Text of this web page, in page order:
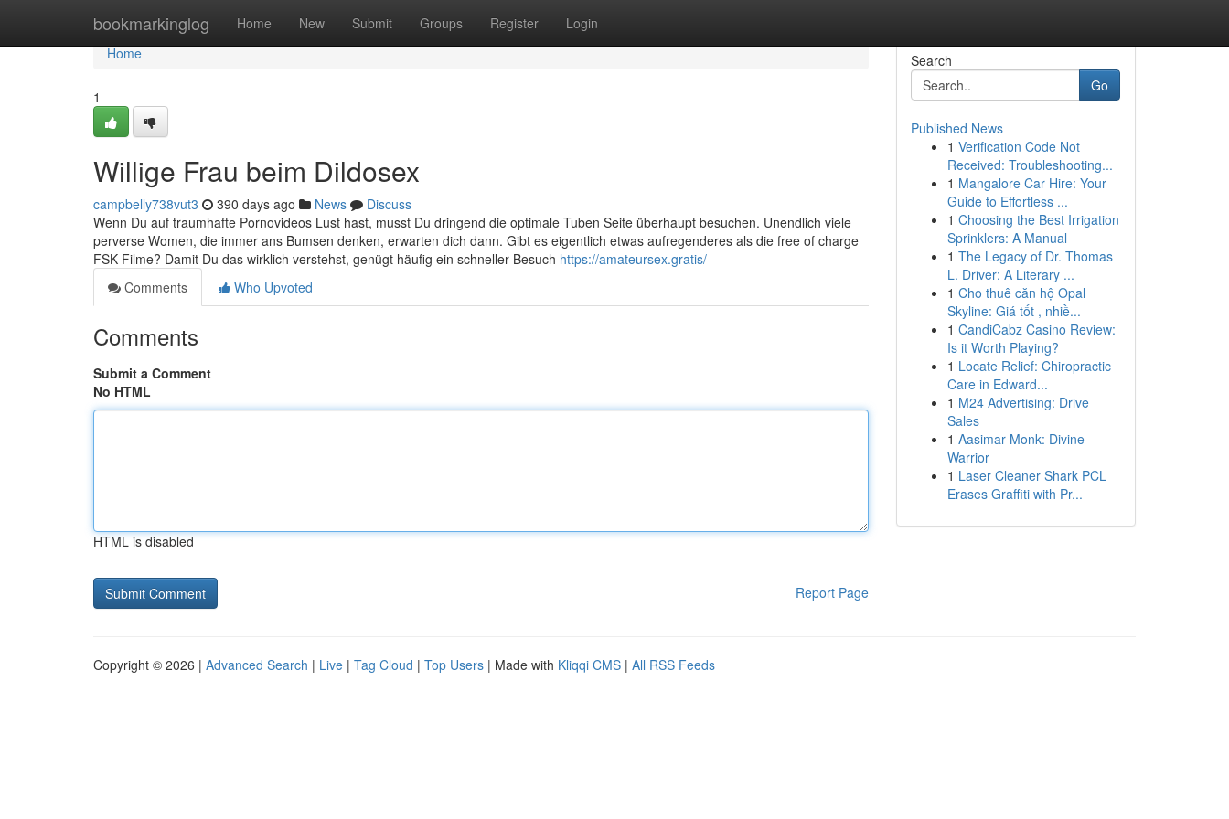
bookmarkinglog Home New Submit Groups Register Login
Home
Home
1
Willige Frau beim Dildosex
campbelly738vut3 390 days ago News
Discuss
Wenn Du auf traumhafte Pornovideos Lust hast, musst Du dringend die optimale Tuben Seite überhaupt besuchen. Unendlich viele
perverse Women, die immer ans Bumsen denken, erwarten dich dann. Gibt es eigentlich etwas aufregenderes als die free of charge
FSK Filme? Damit Du das wirklich verstehst, genügt häufig ein schneller Besuch https://amateursex.gratis/
Comments
Who Upvoted
Comments
Submit a Comment
No HTML
HTML is disabled
Report Page
Search
Go
Published News
1 Verification Code Not
Received: Troubleshooting...
1 Mangalore Car Hire: Your
Guide to Effortless ...
1 Choosing the Best Irrigation
Sprinklers: A Manual
1 The Legacy of Dr. Thomas
L. Driver: A Literary ...
1 Cho thuê căn hộ Opal
Skyline: Giá tốt , nhiề...
1 CandiCabz Casino Review:
Is it Worth Playing?
1 Locate Relief: Chiropractic
Care in Edward...
1 M24 Advertising: Drive
Sales
1 Aasimar Monk: Divine
Warrior
1 Laser Cleaner Shark PCL
Erases Graffiti with Pr...
Copyright © 2026 | Advanced Search | Live | Tag Cloud | Top Users | Made with Kliqqi CMS | All RSS Feeds